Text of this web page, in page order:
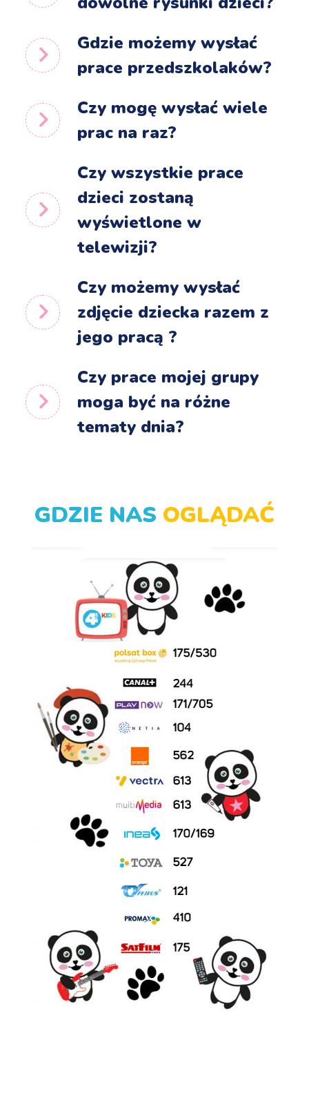
Gdzie możemy wysłać
prace przedszkolaków?
Czy mogę wysłać wiele
prac na raz?
Czy wszystkie prace
dzieci zostaną
wyświetlone w
telewizji?
Czy możemy wysłać
zdjęcie dziecka razem z
jego pracą ?
Czy prace mojej grupy
moga być na różne
tematy dnia?
GDZIE NAS OGLĄDAĆ